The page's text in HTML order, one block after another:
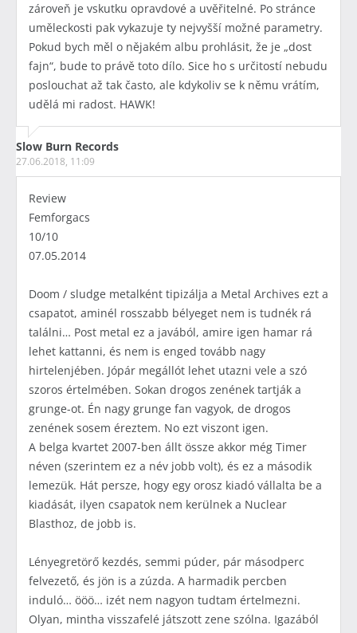
zároveň je vskutku opravdové a uvěřitelné. Po stránce
uměleckosti pak vykazuje ty nejvyšší možné parametry.
Pokud bych měl o nějakém albu prohlásit, že je „dost
fajn“, bude to právě toto dílo. Sice ho s určitostí nebudu
poslouchat až tak často, ale kdykoliv se k němu vrátím,
udělá mi radost. HAWK!
Slow Burn Records
27.06.2018, 11:09
Review
Femforgacs
10/10
07.05.2014
Doom / sludge metalként tipizálja a Metal Archives ezt a
csapatot, aminél rosszabb bélyeget nem is tudnék rá
találni… Post metal ez a javából, amire igen hamar rá
lehet kattanni, és nem is enged tovább nagy
hirtelenjében. Jópár megállót lehet utazni vele a szó
szoros értelmében. Sokan drogos zenének tartják a
grunge-ot. Én nagy grunge fan vagyok, de drogos
zenének sosem éreztem. No ezt viszont igen.
A belga kvartet 2007-ben állt össze akkor még Timer
néven (szerintem ez a név jobb volt), és ez a második
lemezük. Hát persze, hogy egy orosz kiadó vállalta be a
kiadását, ilyen csapatok nem kerülnek a Nuclear
Blasthoz, de jobb is.
Lényegretörő kezdés, semmi púder, pár másodperc
felvezető, és jön is a zúzda. A harmadik percben
induló… ööö… izét nem nagyon tudtam értelmezni.
Olyan, mintha visszafelé játszott zene szólna. Igazából